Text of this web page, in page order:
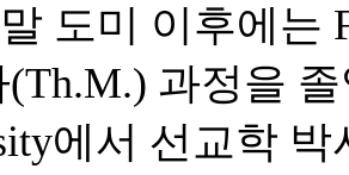
도미 이후에는
과정을
에서 선교학